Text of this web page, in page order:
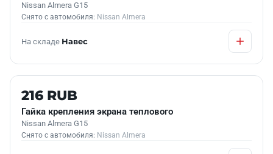
Nissan Almera G15
Снято с автомобиля: Nissan Almera
На складе Навес
Б/У В НАЛИЧИИ
216 RUB
Гайка крепления экрана теплового
Nissan Almera G15
Снято с автомобиля: Nissan Almera